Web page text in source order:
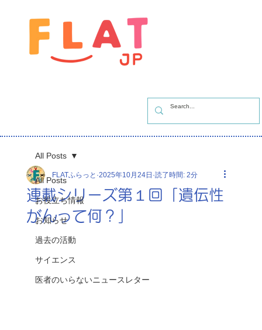
All Posts
お役立ち情報
お知らせ
過去の活動
サイエンス
医者のいらないニュースレター
All Posts
連載シリーズ第１回「遺伝性
がんって何？」
FLATふらっと 2025年10月24日 読了時間: 2分